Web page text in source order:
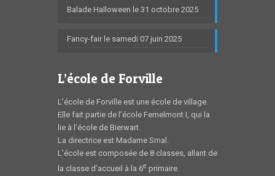
Balade Halloween le 31 octobre 2025
Fancy-fair le samedi 07 juin 2025
L’école de Forville
L’école de Forville est une école de village.
Elle fait partie de l’école Fernelmont I, qui la
lie à l’école de Bierwart.
La directrice est Madame Smal.
L’école est composée de 8 classes, allant de
la classe d’accueil à la 6e primaire.